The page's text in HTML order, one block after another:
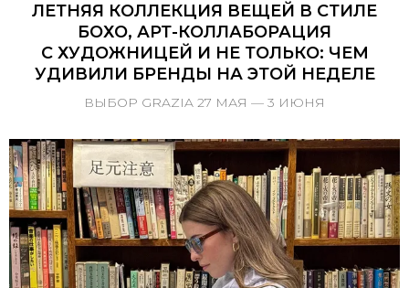
ЛЕТНЯЯ КОЛЛЕКЦИЯ ВЕЩЕЙ В СТИЛЕ
БОХО, АРТ-КОЛЛАБОРАЦИЯ
С ХУДОЖНИЦЕЙ И НЕ ТОЛЬКО: ЧЕМ
УДИВИЛИ БРЕНДЫ НА ЭТОЙ НЕДЕЛЕ
ВЫБОР GRAZIA 27 МАЯ — 3 ИЮНЯ